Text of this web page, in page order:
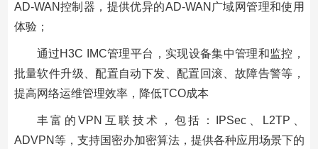
AD-WAN控制器，提供优异的AD-WAN广域网管理和使用
体验；
通过H3C IMC管理平台，实现设备集中管理和监控，
批量软件升级、配置自动下发、配置回滚、故障告警等，
提高网络运维管理效率，降低TCO成本
丰富的VPN互联技术，包括：IPSec、L2TP、
ADVPN等，支持国密办加密算法，提供各种应用场景下的